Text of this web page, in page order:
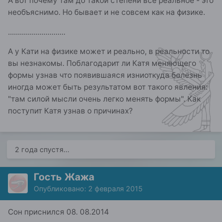
необъяснимо. Но бывает и не совсем как на физике.
.............................
А у Кати на физике может и реально, в реальности то
вы незнакомы. Поблагодарит ли Катя меняющего
формы узнав что появившаяся изниоткуда болезнь
иногда может быть результатом вот такого явления:
"там силой мысли очень легко менять формы". Как
поступит Катя узнав о причинах?
2 года спустя...
Гость Жажа
Опубликовано: 2 февраля 2015
Сон приснился 08. 08.2014